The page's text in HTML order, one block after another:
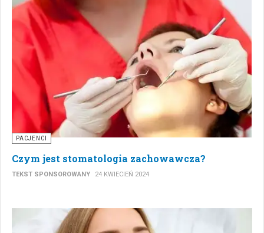
PACJENCI
Czym jest stomatologia zachowawcza?
TEKST SPONSOROWANY 24 KWIECIEŃ 2024